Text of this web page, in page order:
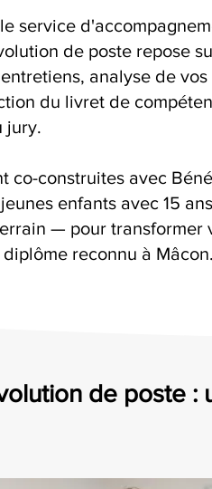
service
de poste repose
analyse de vos
du livret de
jury.
co-construites avec
enfants avec 15 ans
— pour transformer
reconnu à Mâcon.
de poste :